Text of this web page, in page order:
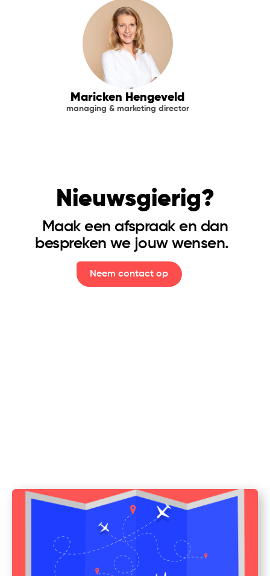
Maricken Hengeveld
managing & marketing director
Nieuwsgierig?
Maak een afspraak en dan
bespreken we jouw wensen.
Neem contact op